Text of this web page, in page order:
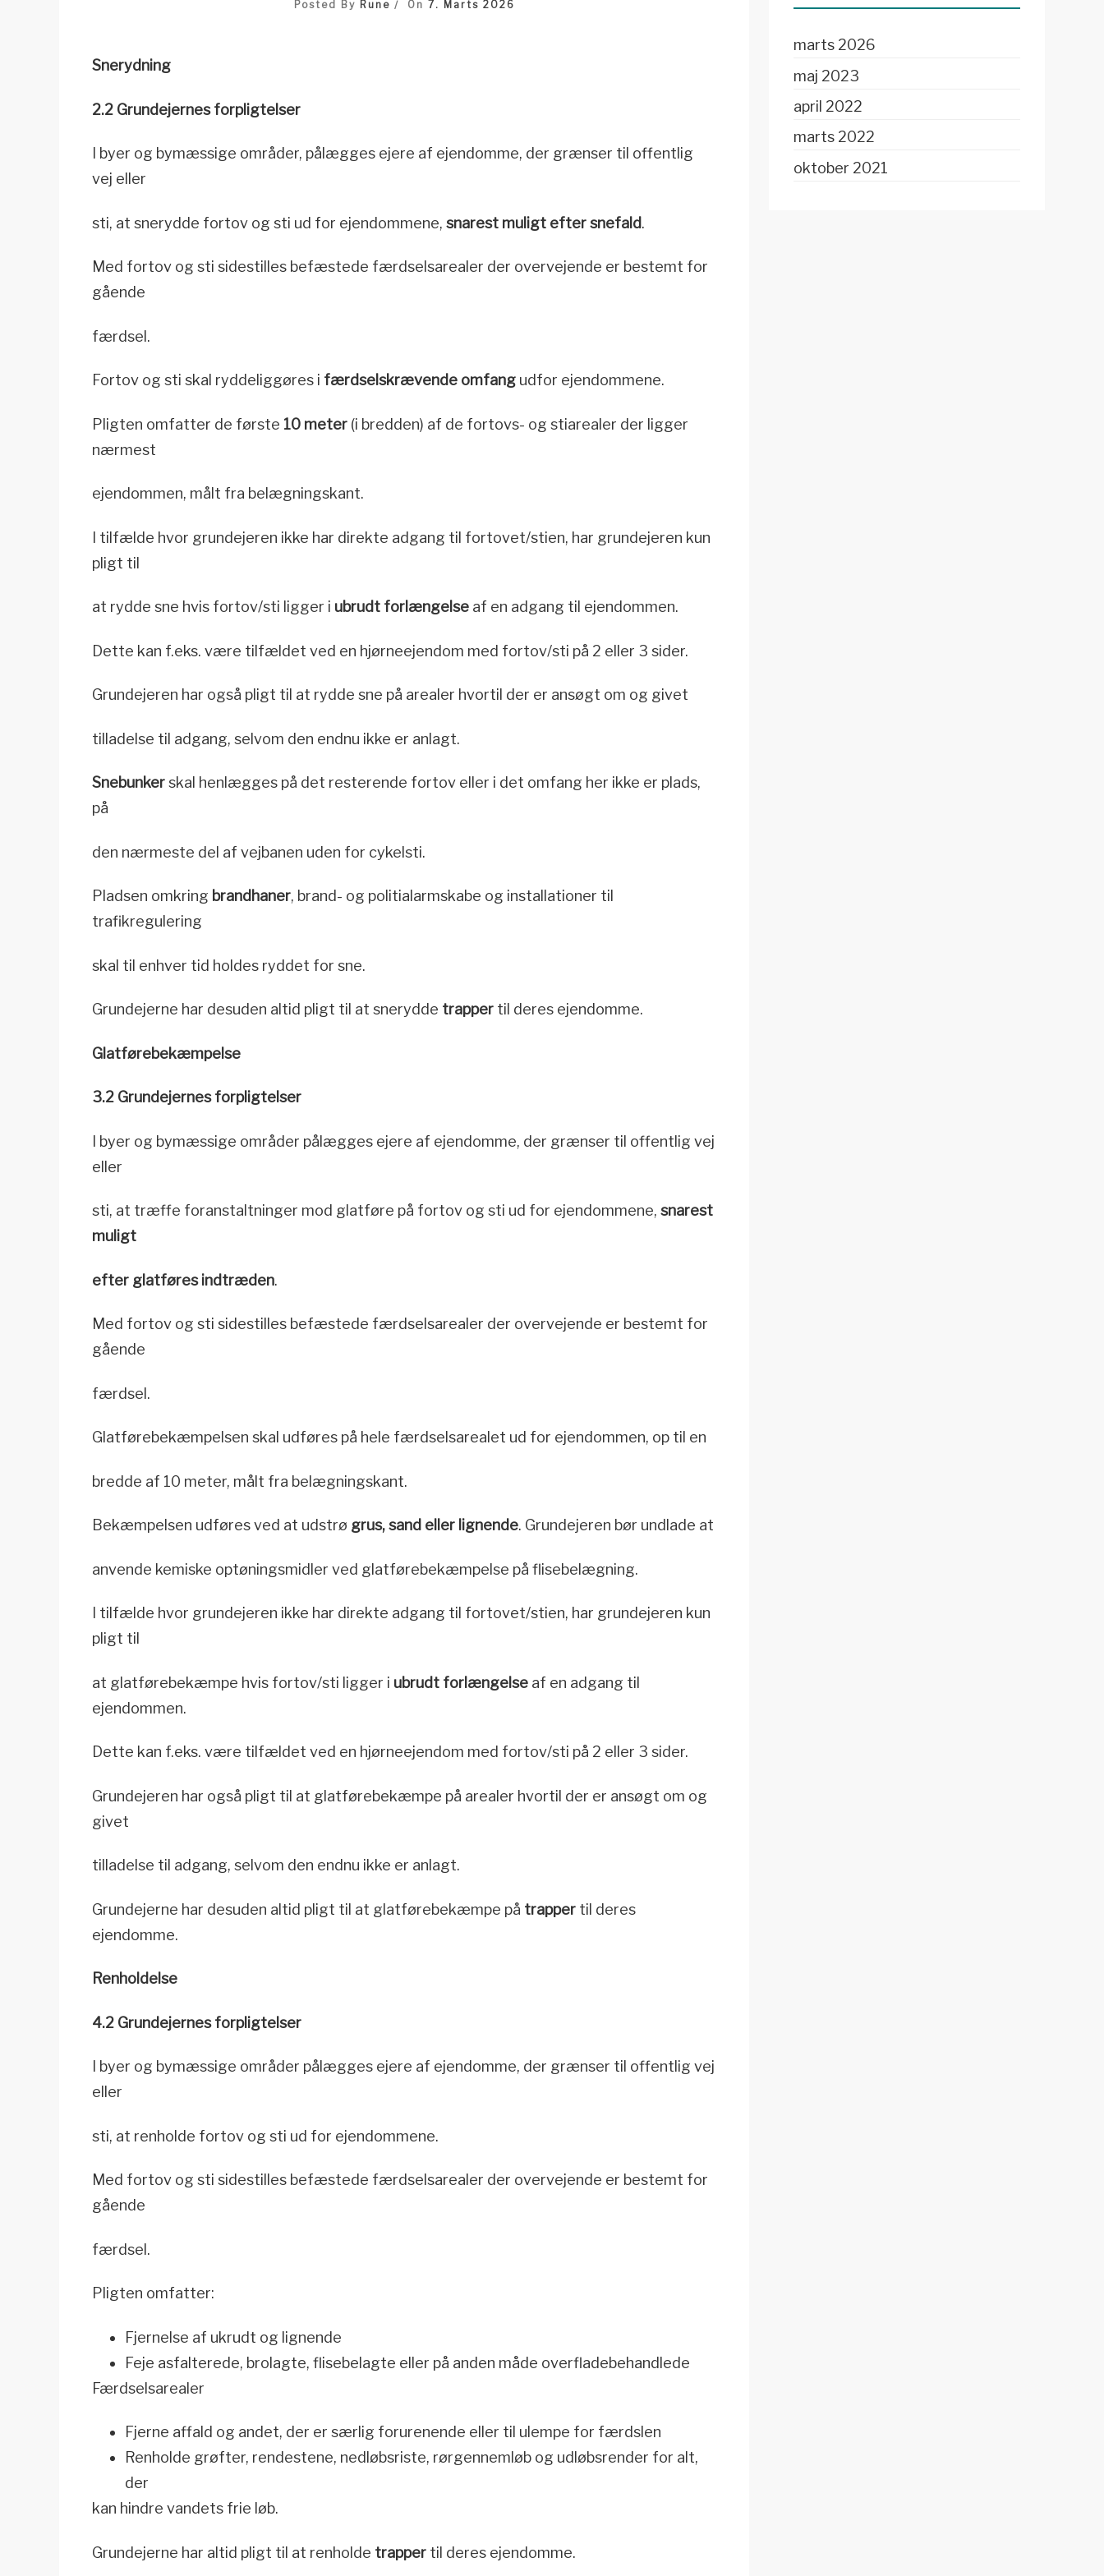
Posted By Rune On 7. Marts 2026
Snerydning
2.2 Grundejernes forpligtelser
I byer og bymæssige områder, pålægges ejere af ejendomme, der grænser til offentlig
vej eller
sti, at snerydde fortov og sti ud for ejendommene, snarest muligt efter snefald.
Med fortov og sti sidestilles befæstede færdselsarealer der overvejende er bestemt for
gående
færdsel.
Fortov og sti skal ryddeliggøres i færdselskrævende omfang udfor ejendommene.
Pligten omfatter de første 10 meter (i bredden) af de fortovs- og stiarealer der ligger
nærmest
ejendommen, målt fra belægningskant.
I tilfælde hvor grundejeren ikke har direkte adgang til fortovet/stien, har grundejeren kun
pligt til
at rydde sne hvis fortov/sti ligger i ubrudt forlængelse af en adgang til ejendommen.
Dette kan f.eks. være tilfældet ved en hjørneejendom med fortov/sti på 2 eller 3 sider.
Grundejeren har også pligt til at rydde sne på arealer hvortil der er ansøgt om og givet
tilladelse til adgang, selvom den endnu ikke er anlagt.
Snebunkerskal henlægges på det resterende fortov eller i det omfang her ikke er plads,
på
den nærmeste del af vejbanen uden for cykelsti.
Pladsen omkring brandhaner, brand- og politialarmskabe og installationer til
trafikregulering
skal til enhver tid holdes ryddet for sne.
Grundejerne har desuden altid pligt til at snerydde trapper til deres ejendomme.
Glatførebekæmpelse
3.2 Grundejernes forpligtelser
I byer og bymæssige områder pålægges ejere af ejendomme, der grænser til offentlig vej
eller
sti, at træffe foranstaltninger mod glatføre på fortov og sti ud for ejendommene, snarest
muligt
efter glatføres indtræden.
Med fortov og sti sidestilles befæstede færdselsarealer der overvejende er bestemt for
gående
færdsel.
Glatførebekæmpelsen skal udføres på hele færdselsarealet ud for ejendommen, op til en
bredde af 10 meter, målt fra belægningskant.
Bekæmpelsen udføres ved at udstrø grus, sand eller lignende. Grundejeren bør undlade at
anvende kemiske optøningsmidler ved glatførebekæmpelse på flisebelægning.
I tilfælde hvor grundejeren ikke har direkte adgang til fortovet/stien, har grundejeren kun
pligt til
at glatførebekæmpe hvis fortov/sti ligger i ubrudt forlængelse af en adgang til
ejendommen.
Dette kan f.eks. være tilfældet ved en hjørneejendom med fortov/sti på 2 eller 3 sider.
Grundejeren har også pligt til at glatførebekæmpe på arealer hvortil der er ansøgt om og
givet
tilladelse til adgang, selvom den endnu ikke er anlagt.
Grundejerne har desuden altid pligt til at glatførebekæmpe på trapper til deres
ejendomme.
Renholdelse
4.2 Grundejernes forpligtelser
I byer og bymæssige områder pålægges ejere af ejendomme, der grænser til offentlig vej
eller
sti, at renholde fortov og sti ud for ejendommene.
Med fortov og sti sidestilles befæstede færdselsarealer der overvejende er bestemt for
gående
færdsel.
Pligten omfatter:
Fjernelse af ukrudt og lignende
Feje asfalterede, brolagte, flisebelagte eller på anden måde overfladebehandlede
Færdselsarealer
Fjerne affald og andet, der er særlig forurenende eller til ulempe for færdslen
Renholde grøfter, rendestene, nedløbsriste, rørgennemløb og udløbsrender for alt,
der
kan hindre vandets frie løb.
Grundejerne har altid pligt til at renholde trapper til deres ejendomme.
marts 2026
maj 2023
april 2022
marts 2022
oktober 2021